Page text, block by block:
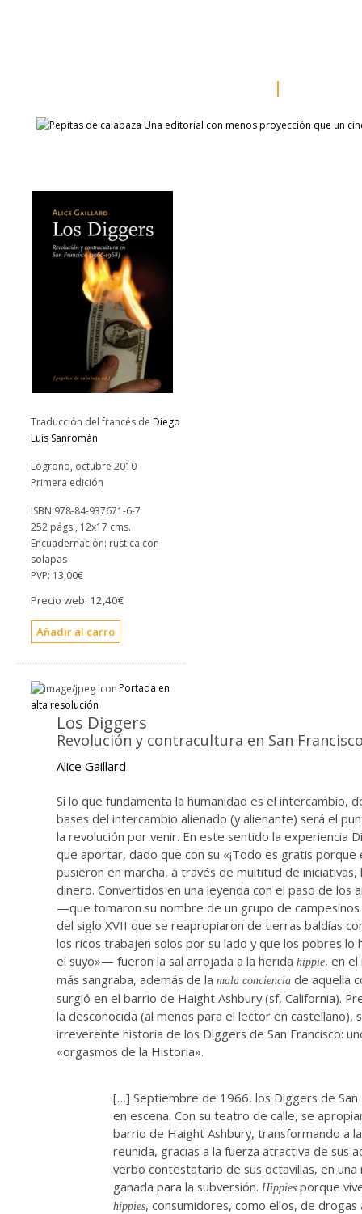
Traducción del francés de Diego
Luis Sanromán
Logroño, octubre 2010
Primera edición
ISBN 978-84-937671-6-7
252 págs., 12x17 cms.
Encuadernación: rústica con
solapas
PVP: 13,00€
Precio web: 12,40€
Portada en
alta resolución
Los Diggers
Revolución y contracultura en San
Alice Gaillard
Si lo que fundamenta la humanidad es el intercambio,
bases del intercambio alienado (y alienante) será el
la revolución por venir. En este sentido la experiencia
que aportar, dado que con su «¡Todo es gratis porque
pusieron en marcha, a través de multitud de iniciativas,
dinero. Convertidos en una leyenda con el paso de los
—que tomaron su nombre de un grupo de
del siglo XVII que se reapropiaron de tierras baldías
los ricos trabajen solos por su lado y que los pobres lo
el suyo»— fueron la sal arrojada a la herida hippie, en
más sangraba, además de la mala conciencia de aquella
surgió en el barrio de Haight Ashbury (sf, California).
la desconocida (al menos para el lector en castellano),
irreverente historia de los Diggers de San Francisco:
«orgasmos de la Historia».
[…] Septiembre de 1966, los Diggers de San
en escena. Con su teatro de calle, se
barrio de Haight Ashbury, transformando a
reunida, gracias a la fuerza atractiva de sus
verbo contestatario de sus octavillas, en
ganada para la subversión. Hippies porque
hippies, consumidores, como ellos, de drogas